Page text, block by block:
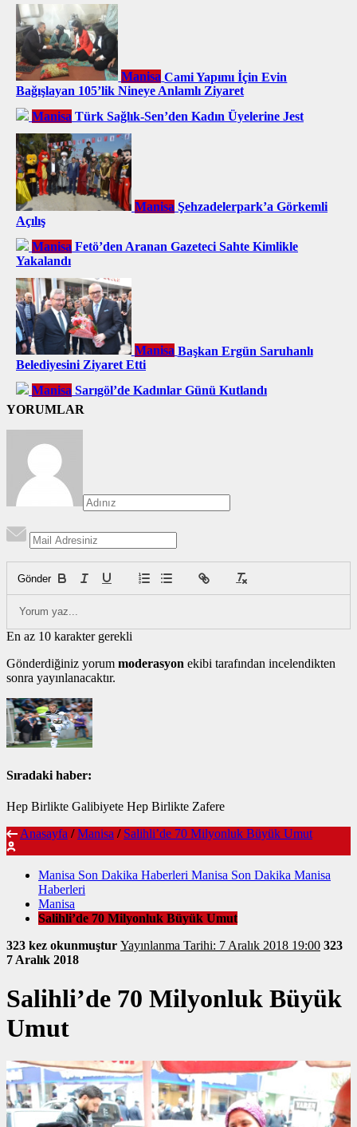
Manisa Cami Yapımı İçin Evin
Bağışlayan 105’lik Nineye Anlamlı Ziyaret
Manisa Türk Sağlık-Sen’den Kadın Üyelerine Jest
Manisa Şehzadelerpark’a Görkemli
Açılış
Manisa Fetö’den Aranan Gazeteci Sahte Kimlikle
Yakalandı
Manisa Başkan Ergün Saruhanlı
Belediyesini Ziyaret Etti
Manisa Sarıgöl’de Kadınlar Günü Kutlandı
YORUMLAR
Gönder
En az 10 karakter gerekli
Gönderdiğiniz yorum moderasyon ekibi tarafından incelendikten
sonra yayınlanacaktır.
Sıradaki haber:
Hep Birlikte Galibiyete Hep Birlikte Zafere
Anasayfa / Manisa / Salihli’de 70 Milyonluk Büyük Umut
Manisa Son Dakika Haberleri Manisa Son Dakika Manisa
Haberleri
Manisa
Salihli’de 70 Milyonluk Büyük Umut
323 kez okunmuştur Yayınlanma Tarihi: 7 Aralık 2018 19:00 323
7 Aralık 2018
Salihli’de 70 Milyonluk Büyük
Umut